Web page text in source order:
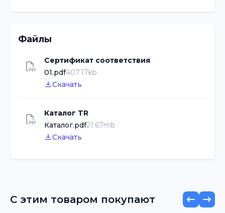
Файлы
Сертификат соответствия
01.pdf407.17kb
Скачать
Каталог TR
Каталог.pdf21.67mb
Скачать
С этим товаром покупают